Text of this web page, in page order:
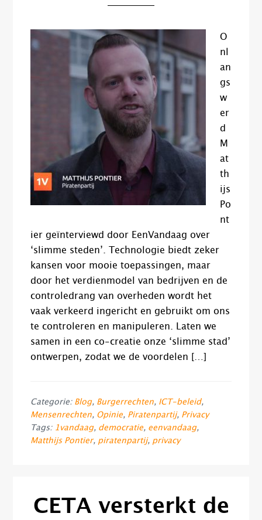
O
nl
an
gs
w
er
d
M
at
th
ijs
Po
nt
ier geïnterviewd door EenVandaag over
‘slimme steden’. Technologie biedt zeker
kansen voor mooie toepassingen, maar
door het verdienmodel van bedrijven en de
controledrang van overheden wordt het
vaak verkeerd ingericht en gebruikt om ons
te controleren en manipuleren. Laten we
samen in een co-creatie onze ‘slimme stad’
ontwerpen, zodat we de voordelen […]
Categorie: Blog, Burgerrechten, ICT-beleid,
Mensenrechten, Opinie, Piratenpartij, Privacy
Tags: 1vandaag, democratie, eenvandaag,
Matthijs Pontier, piratenpartij, privacy
CETA versterkt de